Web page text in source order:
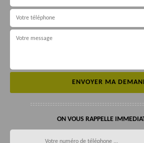
ON VOUS RAPPELLE